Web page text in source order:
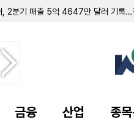
, 2분기 매출 5억 4647만 달러 기록
션스, 2분기 순이익 7700만 달러…연
환 및 연간 가이던스 상향…자사주 매
2분기 영업이익 29% 감소…신용공여
미디어, 크리켓 중심 성장 전략 공개…
금융 산업 종